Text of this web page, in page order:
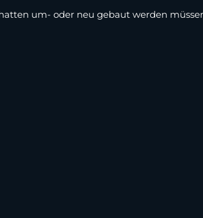
um- oder neu gebaut werden